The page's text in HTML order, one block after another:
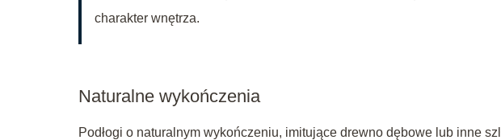
charakter wnętrza.
Naturalne wykończenia
Podłogi o naturalnym wykończeniu, imitujące drewno dębowe lub inne